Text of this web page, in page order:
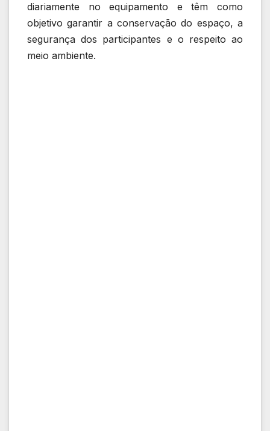
diariamente no equipamento e têm como
objetivo garantir a conservação do espaço, a
segurança dos participantes e o respeito ao
meio ambiente.